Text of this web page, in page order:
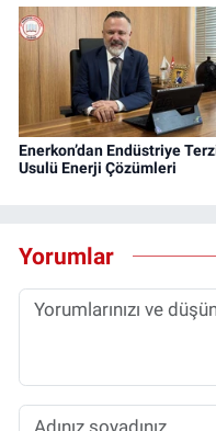
Enerkon’dan Endüstriye
Usulü Enerji Çözümleri
Yorumlar